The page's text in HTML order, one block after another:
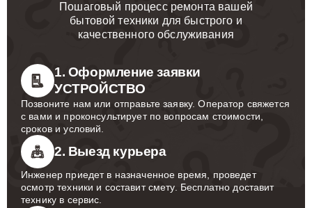
Пошаговый процесс ремонта вашей
бытовой техники для быстрого и
качественного обслуживания
1. Оформление заявки
УСТРОЙСТВО
Позвоните нам или отправьте заявку. Оператор свяжется
с вами и проконсультирует по вопросам стоимости,
сроков и условий.
2. Выезд курьера
Инженер приедет в назначенное время, проведет
осмотр техники и составит смету. Бесплатно доставит
технику в сервис.